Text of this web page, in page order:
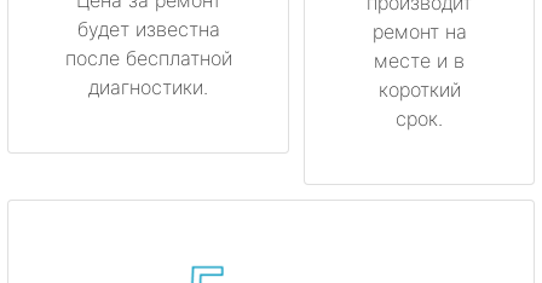
будет известна
после бесплатной
диагностики.
ремонт на
месте и в
короткий
срок.